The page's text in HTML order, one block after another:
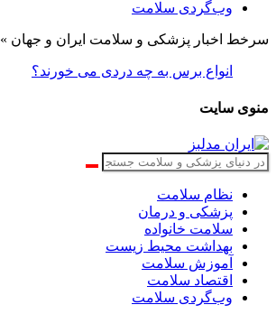
وب‌گردی سلامت
سرخط اخبار پزشکی و سلامت ایران و جهان »
انواع برس به چه دردی می خورند؟
منوی سایت
نظام سلامت
پزشکی و درمان
سلامت خانواده
بهداشت محیط زیست
آموزش سلامت
اقتصاد سلامت
وب‌گردی سلامت